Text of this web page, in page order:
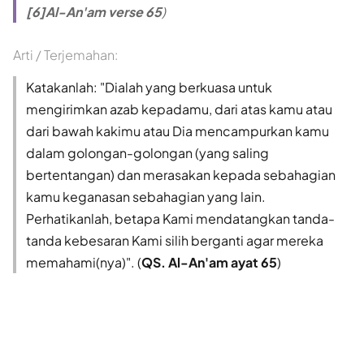
[6]Al-An'am verse 65)
Arti / Terjemahan:
Katakanlah: "Dialah yang berkuasa untuk
mengirimkan azab kepadamu, dari atas kamu atau
dari bawah kakimu atau Dia mencampurkan kamu
dalam golongan-golongan (yang saling
bertentangan) dan merasakan kepada sebahagian
kamu keganasan sebahagian yang lain.
Perhatikanlah, betapa Kami mendatangkan tanda-
tanda kebesaran Kami silih berganti agar mereka
memahami(nya)". (QS. Al-An'am ayat 65)